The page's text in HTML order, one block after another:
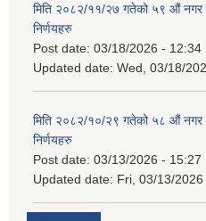
मिति २०८२/११/२७ गतेको ५९ औं नगर
निर्णयहरु
Post date: 03/18/2026 - 12:34
Updated date: Wed, 03/18/
मिति २०८२/१०/२९ गतेको ५८ औं नगर
निर्णयहरु
Post date: 03/13/2026 - 15:27
Updated date: Fri, 03/13/